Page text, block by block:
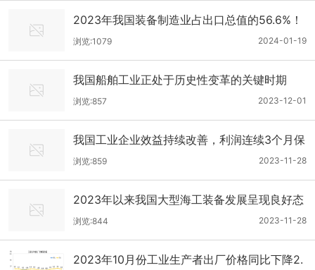
2023年我国装备制造业占出口总值的56.6%！
2024-01-19
浏览:1079
我国船舶工业正处于历史性变革的关键时期
2023-12-01
浏览:857
我国工业企业效益持续改善，利润连续3个月保
持正增长！
2023-11-28
浏览:859
2023年以来我国大型海工装备发展呈现良好态
势
2023-11-28
浏览:844
2023年10月份工业生产者出厂价格同比下降2.